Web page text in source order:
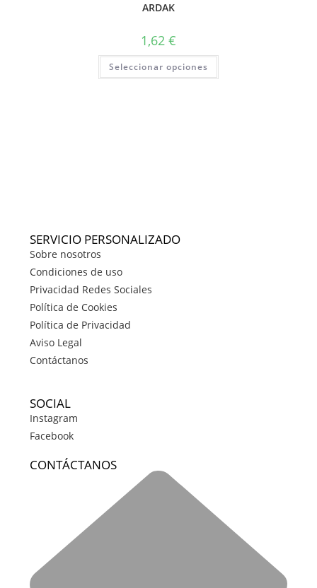
ARDAK
1,62 €
Seleccionar opciones
SERVICIO PERSONALIZADO
Sobre nosotros
Condiciones de uso
Privacidad Redes Sociales
Política de Cookies
Política de Privacidad
Aviso Legal
Contáctanos
SOCIAL
Instagram
Facebook
CONTÁCTANOS